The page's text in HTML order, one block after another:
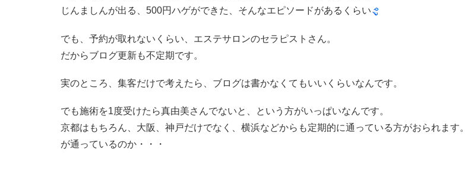
じんましんが出る、500円ハゲができた、そんなエピソードがあるくらい
でも、予約が取れないくらい、エステサロンのセラピストさん。
だからブログ更新も不定期です。
実のところ、集客だけで考えたら、ブログは書かなくてもいいくらいなんです。
でも施術を1度受けたら真由美さんでないと、という方がいっぱいなんです。
京都はもちろん、大阪、神戸だけでなく、横浜などからも定期的に通っている方がおられます。
が通っているのか・・・